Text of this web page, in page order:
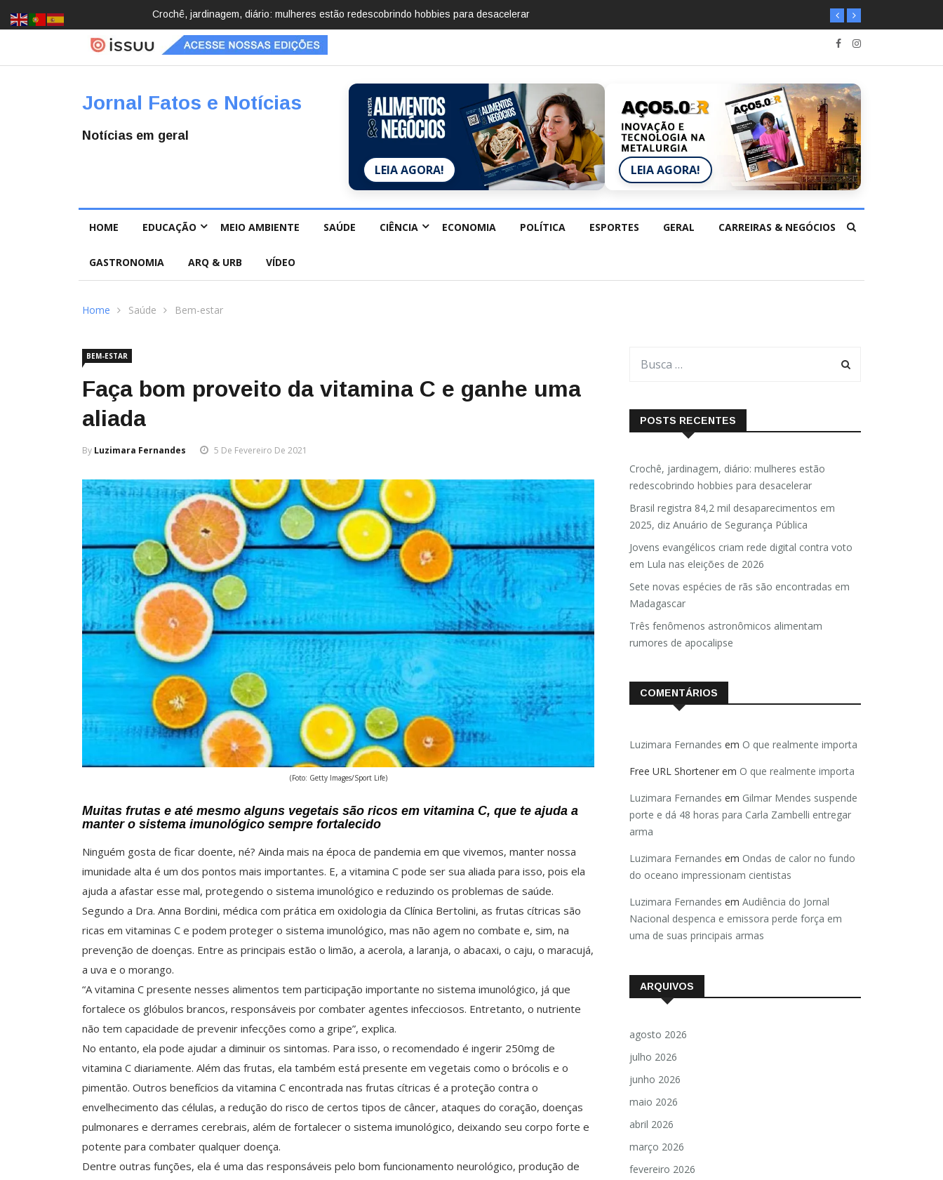
Brasil registra 84,2 mil desaparecimentos em 2025, diz Anuário de Segurança Pública
Jornal Fatos e Notícias
Notícias em geral
LEIA AGORA! LEIA AGORA!
HOME EDUCAÇÃO MEIO AMBIENTE SAÚDE CIÊNCIA ECONOMIA POLÍTICA ESPORTES GERAL CARREIRAS & NEGÓCIOS
GASTRONOMIA ARQ & URB VÍDEO
Home Saúde Bem-estar
BEM-ESTAR
Faça bom proveito da vitamina C e ganhe uma
aliada
By Luzimara Fernandes 5 De Fevereiro De 2021
(Foto: Getty Images/Sport Life)
Muitas frutas e até mesmo alguns vegetais são ricos em vitamina C, que te ajuda a
manter o sistema imunológico sempre fortalecido
Ninguém gosta de ficar doente, né? Ainda mais na época de pandemia em que vivemos, manter nossa
imunidade alta é um dos pontos mais importantes. E, a vitamina C pode ser sua aliada para isso, pois ela
ajuda a afastar esse mal, protegendo o sistema imunológico e reduzindo os problemas de saúde.
Segundo a Dra. Anna Bordini, médica com prática em oxidologia da Clínica Bertolini, as frutas cítricas são
ricas em vitaminas C e podem proteger o sistema imunológico, mas não agem no combate e, sim, na
prevenção de doenças. Entre as principais estão o limão, a acerola, a laranja, o abacaxi, o caju, o maracujá,
a uva e o morango.
“A vitamina C presente nesses alimentos tem participação importante no sistema imunológico, já que
fortalece os glóbulos brancos, responsáveis por combater agentes infecciosos. Entretanto, o nutriente
não tem capacidade de prevenir infecções como a gripe”, explica.
No entanto, ela pode ajudar a diminuir os sintomas. Para isso, o recomendado é ingerir 250mg de
vitamina C diariamente. Além das frutas, ela também está presente em vegetais como o brócolis e o
pimentão. Outros benefícios da vitamina C encontrada nas frutas cítricas é a proteção contra o
envelhecimento das células, a redução do risco de certos tipos de câncer, ataques do coração, doenças
pulmonares e derrames cerebrais, além de fortalecer o sistema imunológico, deixando seu corpo forte e
potente para combater qualquer doença.
Dentre outras funções, ela é uma das responsáveis pelo bom funcionamento neurológico, produção de
POSTS RECENTES
Crochê, jardinagem, diário: mulheres estão
redescobrindo hobbies para desacelerar
Brasil registra 84,2 mil desaparecimentos em
2025, diz Anuário de Segurança Pública
Jovens evangélicos criam rede digital contra voto
em Lula nas eleições de 2026
Sete novas espécies de rãs são encontradas em
Madagascar
Três fenômenos astronômicos alimentam
rumores de apocalipse
COMENTÁRIOS
Luzimara Fernandes em O que realmente importa
Free URL Shortener em O que realmente importa
Luzimara Fernandes em Gilmar Mendes suspende
porte e dá 48 horas para Carla Zambelli entregar
arma
Luzimara Fernandes em Ondas de calor no fundo
do oceano impressionam cientistas
Luzimara Fernandes em Audiência do Jornal
Nacional despenca e emissora perde força em
uma de suas principais armas
ARQUIVOS
agosto 2026
julho 2026
junho 2026
maio 2026
abril 2026
março 2026
fevereiro 2026